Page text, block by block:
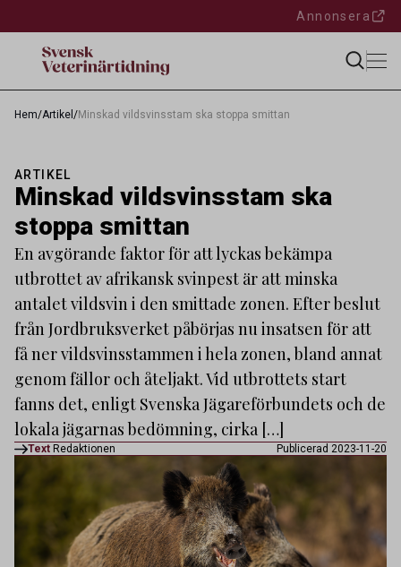
Annonsera
Hem/Artikel /Minskad vildsvinsstam ska stoppa smittan
ARTIKEL
Minskad vildsvinsstam ska
stoppa smittan
En avgörande faktor för att lyckas bekämpa
utbrottet av afrikansk svinpest är att minska
antalet vildsvin i den smittade zonen. Efter beslut
från Jordbruksverket påbörjas nu insatsen för att
få ner vildsvinsstammen i hela zonen, bland annat
genom fällor och åteljakt. Vid utbrottets start
fanns det, enligt Svenska Jägareförbundets och de
lokala jägarnas bedömning, cirka […]
Text Redaktionen Publicerad 2023-11-20